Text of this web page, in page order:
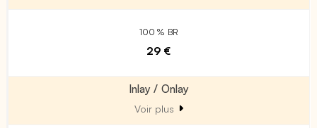
100 % BR
29 €
Inlay / Onlay
Voir plus